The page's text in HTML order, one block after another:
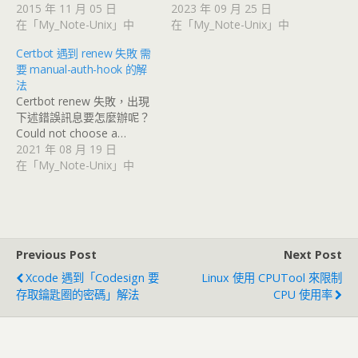
2015 年 11 月 05 日
在「My_Note-Unix」中
2023 年 09 月 25 日
在「My_Note-Unix」中
Certbot 遇到 renew 失敗 需
要 manual-auth-hook 的解
法
Certbot renew 失敗，出現
下述錯誤訊息要怎麼辦呢？
Could not choose a…
2021 年 08 月 19 日
在「My_Note-Unix」中
Previous Post
Xcode 遇到「Codesign 要
存取鑰匙圈的密碼」解法
Next Post
Linux 使用 CPUTool 來限制
CPU 使用率